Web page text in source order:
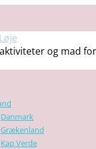
og mad
Danmark
Grækenland
Kap Verde